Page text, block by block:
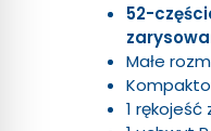
52-
Małe
1